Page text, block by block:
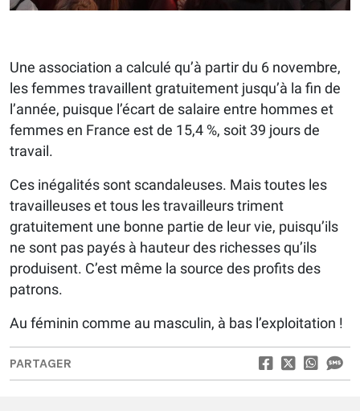
Une association a calculé qu’à partir du 6 novembre,
les femmes travaillent gratuitement jusqu’à la fin de
l’année, puisque l’écart de salaire entre hommes et
femmes en France est de 15,4 %, soit 39 jours de
travail.
Ces inégalités sont scandaleuses. Mais toutes les
travailleuses et tous les travailleurs triment
gratuitement une bonne partie de leur vie, puisqu’ils
ne sont pas payés à hauteur des richesses qu’ils
produisent. C’est même la source des profits des
patrons.
Au féminin comme au masculin, à bas l’exploitation !
PARTAGER